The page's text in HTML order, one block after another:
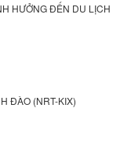
HƯỞNG ĐẾN DU LỊCH
ĐÀO (NRT-KIX)